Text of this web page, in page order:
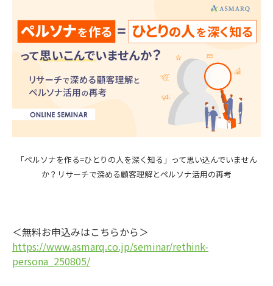
「ペルソナを作る=ひとりの人を深く知る」って思い込んでいません
か？リサーチで深める顧客理解とペルソナ活用の再考
＜無料お申込みはこちらから＞
https://www.asmarq.co.jp/seminar/rethink-
persona_250805/